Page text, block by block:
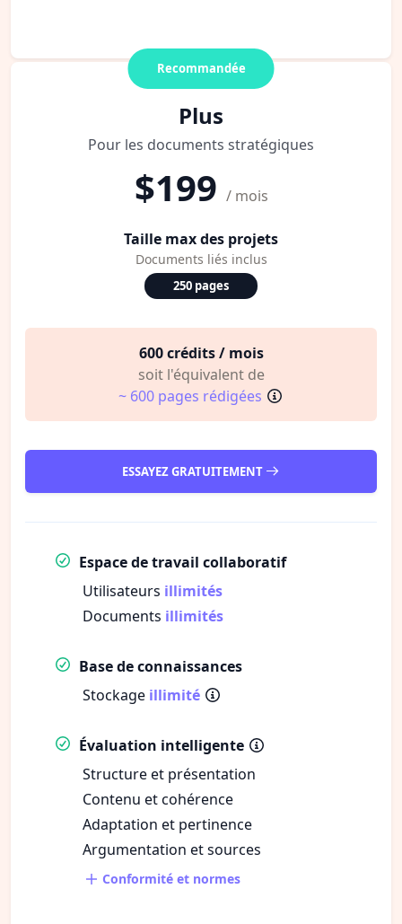
Recommandée
Plus
Pour les documents stratégiques
$199 / mois
Taille max des projets
Documents liés inclus
250 pages
600 crédits / mois
soit l'équivalent de
~ 600 pages rédigées
ESSAYEZ GRATUITEMENT
Espace de travail collaboratif
Utilisateurs illimités
Documents illimités
Base de connaissances
Stockage illimité
Évaluation intelligente
Structure et présentation
Contenu et cohérence
Adaptation et pertinence
Argumentation et sources
Conformité et normes